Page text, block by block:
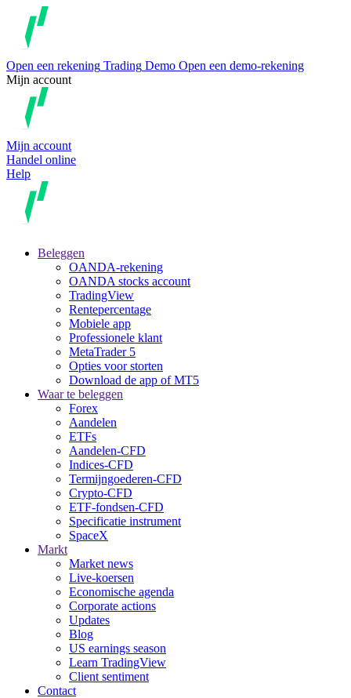
Open een rekening Trading Demo Open een demo-rekening
Mijn account
Mijn account
Handel online
Help
Beleggen
OANDA-rekening
OANDA stocks account
TradingView
Rentepercentage
Mobiele app
Professionele klant
MetaTrader 5
Opties voor storten
Download de app of MT5
Waar te beleggen
Forex
Aandelen
ETFs
Aandelen-CFD
Indices-CFD
Termijngoederen-CFD
Crypto-CFD
ETF-fondsen-CFD
Specificatie instrument
SpaceX
Markt
Market news
Live-koersen
Economische agenda
Corporate actions
Updates
Blog
US earnings season
Learn TradingView
Client sentiment
Contact